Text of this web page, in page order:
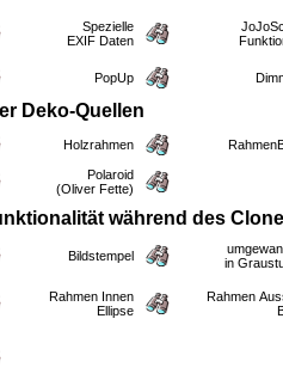
Spezielle
EXIF Daten
PopUp
Deko-Quellen
Holzrahmen
Polaroid
(Oliver Fette)
während des
Bildstempel
in
Rahmen Innen
Ellipse
Rahmen